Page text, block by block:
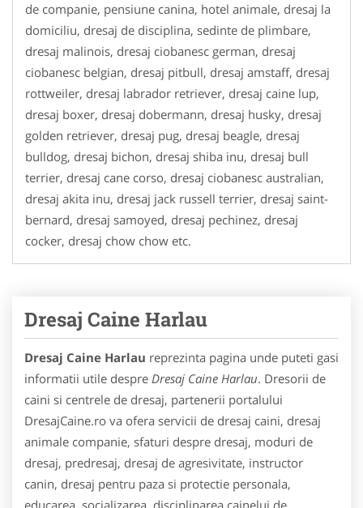
de companie, pensiune canina, hotel animale, dresaj la
domiciliu, dresaj de disciplina, sedinte de plimbare,
dresaj malinois, dresaj ciobanesc german, dresaj
ciobanesc belgian, dresaj pitbull, dresaj amstaff, dresaj
rottweiler, dresaj labrador retriever, dresaj caine lup,
dresaj boxer, dresaj dobermann, dresaj husky, dresaj
golden retriever, dresaj pug, dresaj beagle, dresaj
bulldog, dresaj bichon, dresaj shiba inu, dresaj bull
terrier, dresaj cane corso, dresaj ciobanesc australian,
dresaj akita inu, dresaj jack russell terrier, dresaj saint-
bernard, dresaj samoyed, dresaj pechinez, dresaj
cocker, dresaj chow chow etc.
Dresaj Caine Harlau
Dresaj Caine Harlau reprezinta pagina unde puteti gasi
informatii utile despre Dresaj Caine Harlau. Dresorii de
caini si centrele de dresaj, partenerii portalului
DresajCaine.ro va ofera servicii de dresaj caini, dresaj
animale companie, sfaturi despre dresaj, moduri de
dresaj, predresaj, dresaj de agresivitate, instructor
canin, dresaj pentru paza si protectie personala,
educarea, socializarea, disciplinarea cainelui de